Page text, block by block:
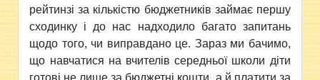
рейтинзі за кількістю бюджетників займає першу
сходинку і до нас надходило багато запитань
щодо того, чи виправдано це. Зараз ми бачимо,
що навчатися на вчителів середньої школи діти